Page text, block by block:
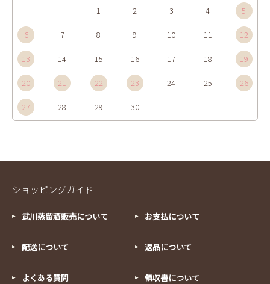
1 2 3 4 5
6 7 8 9 10 11 12
13 14 15 16 17 18 19
20 21 22 23 24 25 26
27 28 29 30
ショッピングガイド
武川蒸留酒販売について お支払について
配送について 返品について
よくある質問 領収書について